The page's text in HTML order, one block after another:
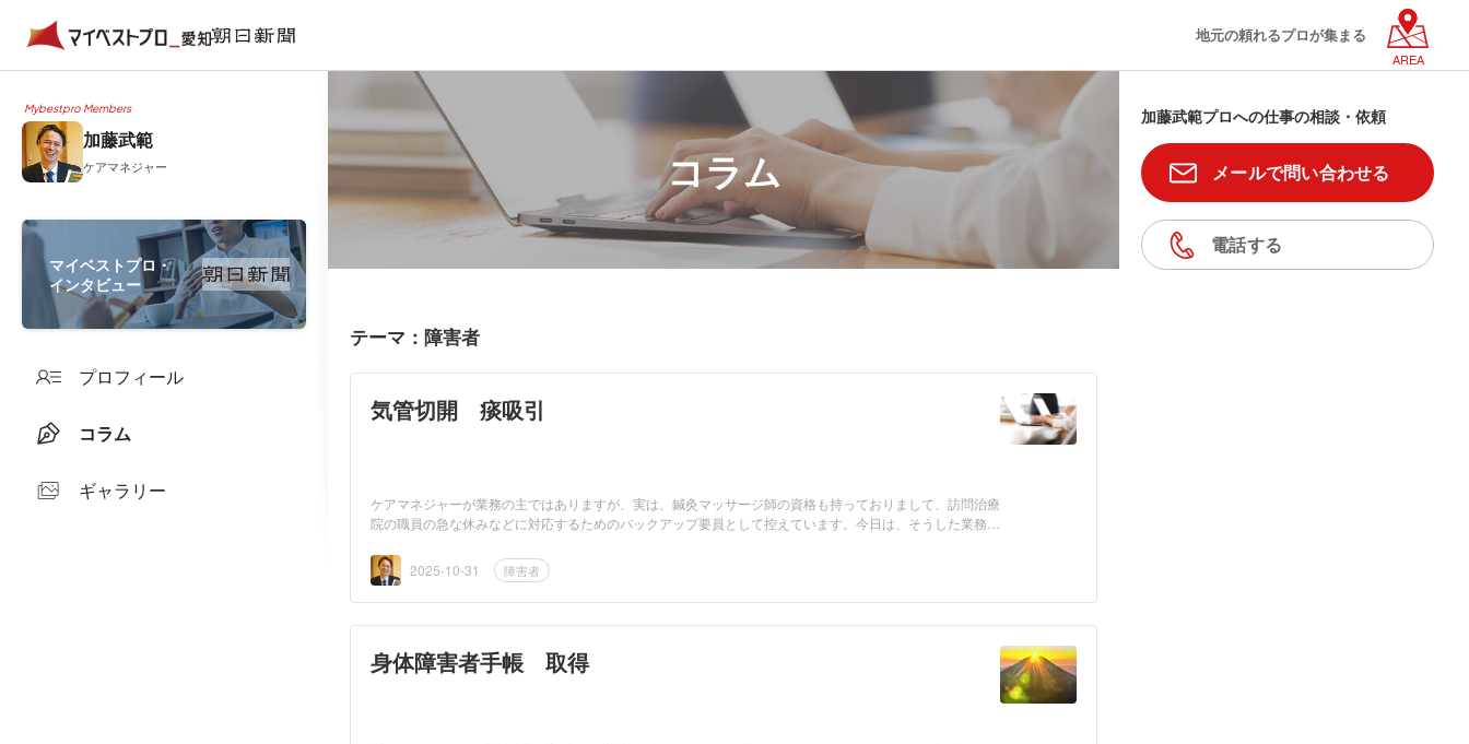
地元の頼れるプロが集まる
AREA
Mybestpro Members
加藤武範
ケアマネジャー
マイベストプロ・
インタビュー
プロフィール
コラム
ギャラリー
コラム
テーマ：障害者
気管切開 痰吸引
ケアマネジャーが業務の主ではありますが、実は、鍼灸マッサージ師の資格も持っておりまして、訪問治療
院の職員の急な休みなどに対応するためのバックアップ要員として控えています。今日は、そうした業務で
2025-10-31
障害者
身体障害者手帳 取得
加藤武範プロへの仕事の相談・依頼
メールで問い合わせる
電話する